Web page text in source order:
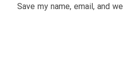
Save my name, email, and